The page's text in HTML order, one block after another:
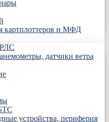
картплоттеров и МФД
РЛС
датчики ветра
устройства, периферия